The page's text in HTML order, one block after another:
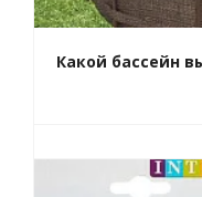
Какой бассейн